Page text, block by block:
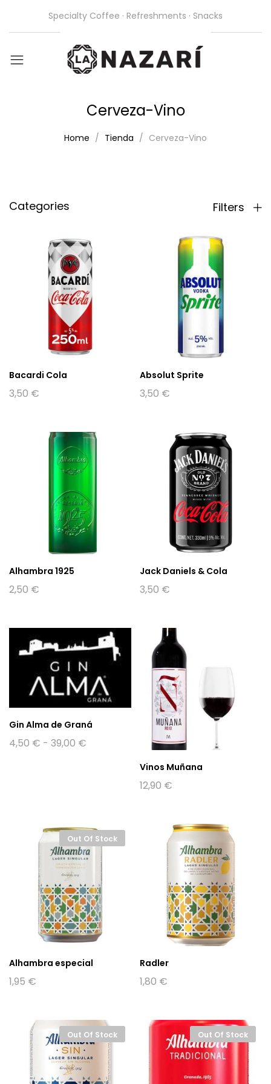
Specialty Coffee · Refreshments · Snacks
Cerveza-Vino
Home Tienda Cerveza-Vino
Categories Filters
Bacardi Cola
3,50 €
Absolut Sprite
3,50 €
Alhambra 1925
2,50 €
Jack Daniels & Cola
3,50 €
Gin Alma de Graná
4,50 € - 39,00 €
Vinos Muñana
12,90 €
Out Of Stock
Alhambra especial
1,95 €
Radler
1,80 €
Out Of Stock Out Of Stock